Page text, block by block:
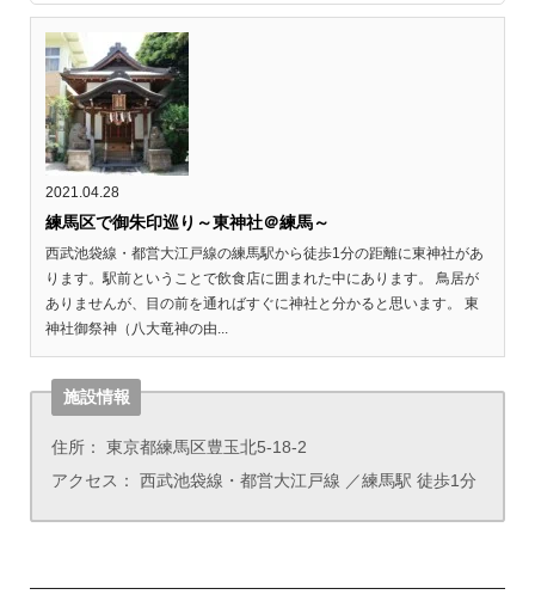
2021.04.28
練馬区で御朱印巡り～東神社＠練馬～
西武池袋線・都営大江戸線の練馬駅から徒歩1分の距離に東神社があ
ります。駅前ということで飲食店に囲まれた中にあります。 鳥居が
ありませんが、目の前を通ればすぐに神社と分かると思います。 東
神社御祭神（八大竜神の由...
施設情報
住所： 東京都練馬区豊玉北5-18-2
アクセス： 西武池袋線・都営大江戸線 ／練馬駅 徒歩1分